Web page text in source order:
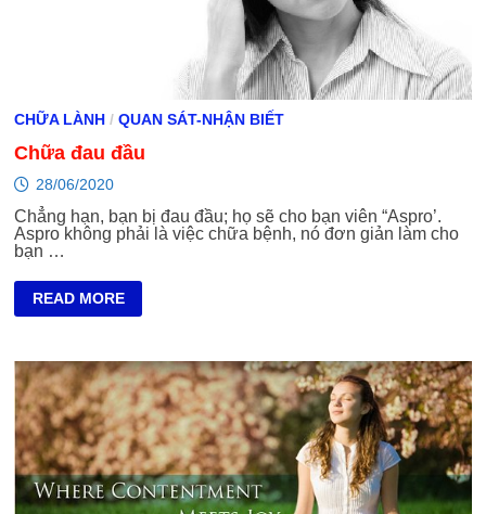
CHỮA LÀNH/ QUAN SÁT-NHẬN BIẾT
Chữa đau đầu
28/06/2020
Chẳng hạn, bạn bị đau đầu; họ sẽ cho bạn viên “Aspro’.
Aspro không phải là việc chữa bệnh, nó đơn giản làm cho
bạn …
CHỮA
READ MORE